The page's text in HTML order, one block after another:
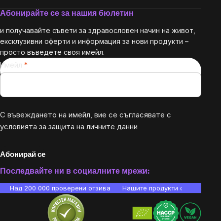
Абонирайте се за нашия бюлетин
и получавайте съвети за здравословен начин на живот,
ексклузивни оферти и информация за нови продукти –
просто въведете своя имейл.
Имейл
С въвеждането на имейл, вие се съгласявате с
условията за защита на личните данни
Абонирай се
Последвайте ни в социалните мрежи:
Над 200 000 проверени отзива Нашите продукти са